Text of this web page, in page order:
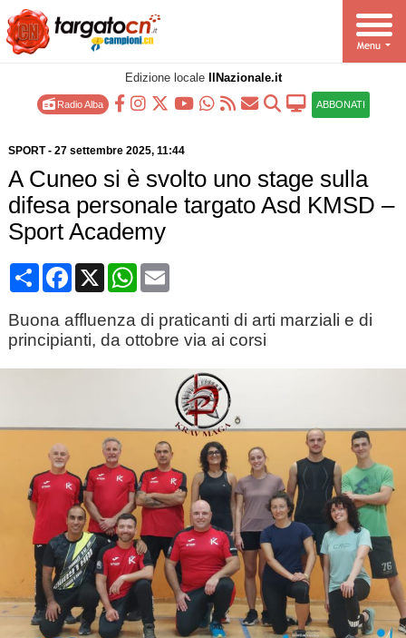
Edizione locale IlNazionale.it
Radio Alba ABBONATI
SPORT- 27 settembre 2025, 11:44
A Cuneo si è svolto uno stage sulla
difesa personale targato Asd KMSD –
Sport Academy
CondividiFacebook
X WhatsApp
Email
Buona affluenza di praticanti di arti marziali e di
principianti, da ottobre via ai corsi